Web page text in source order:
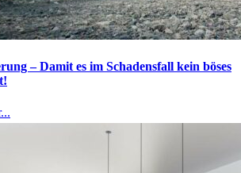
– Damit es im Schadensfall kein böses